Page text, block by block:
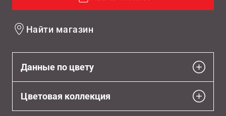
Найти магазин
Данные по цвету
Цветовая коллекция